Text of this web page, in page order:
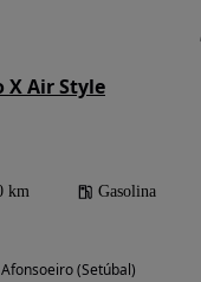
X Air Style
km Gasolina
(Setúbal)